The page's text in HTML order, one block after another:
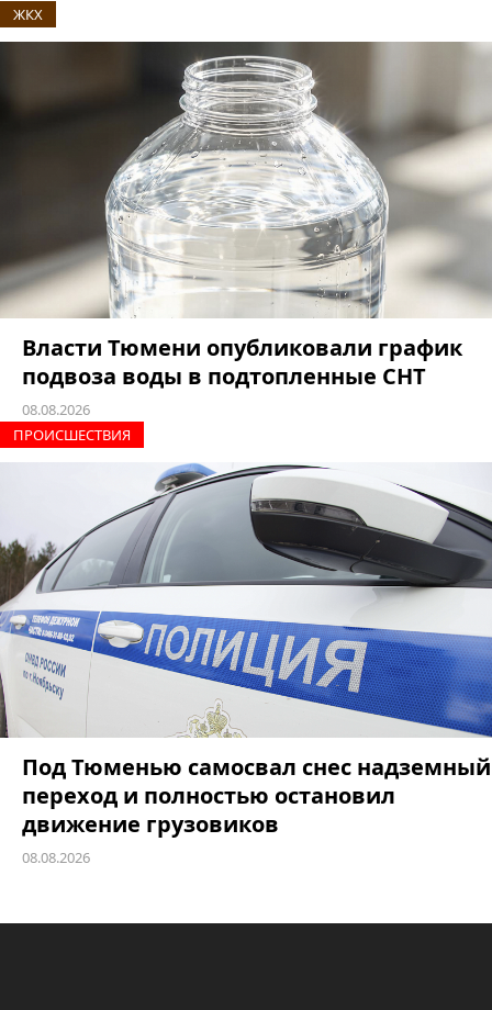
ЖКХ
Власти Тюмени опубликовали график
подвоза воды в подтопленные СНТ
08.08.2026
ПРОИCШЕСТВИЯ
Под Тюменью самосвал снес надземный
переход и полностью остановил
движение грузовиков
08.08.2026